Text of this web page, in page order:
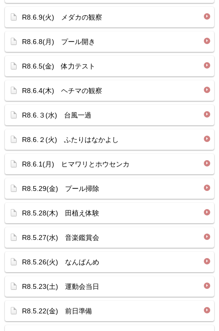
R8.6.9(火) メダカの観察
R8.6.8(月) プール開き
R8.6.5(金) 体力テスト
R8.6.4(木) ヘチマの観察
R8.6.３(水) 台風一過
R8.6.２(火) ふたりはなかよし
R8.6.1(月) ヒマワリとホウセンカ
R8.5.29(金) プール掃除
R8.5.28(木) 田植え体験
R8.5.27(水) 音楽鑑賞会
R8.5.26(火) なんばんめ
R8.5.23(土) 運動会当日
R8.5.22(金) 前日準備